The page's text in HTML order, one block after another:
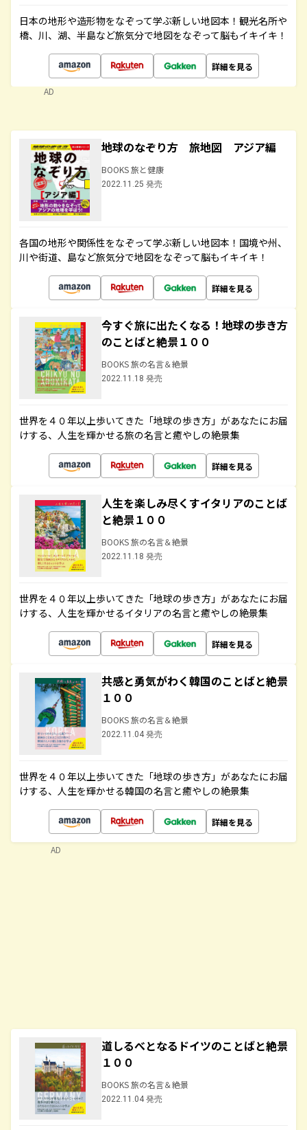
日本の地形や造形物をなぞって学ぶ新しい地図本！観光名所や
橋、川、湖、半島など旅気分で地図をなぞって脳もイキイキ！
詳細を見る
AD
地球のなぞり方 旅地図 アジア編
BOOKS 旅と健康
2022.11.25 発売
各国の地形や関係性をなぞって学ぶ新しい地図本！国境や州、
川や街道、島など旅気分で地図をなぞって脳もイキイキ！
詳細を見る
今すぐ旅に出たくなる！地球の歩き方
のことばと絶景１００
BOOKS 旅の名言＆絶景
2022.11.18 発売
世界を４０年以上歩いてきた「地球の歩き方」があなたにお届
けする、人生を輝かせる旅の名言と癒やしの絶景集
詳細を見る
人生を楽しみ尽くすイタリアのことば
と絶景１００
BOOKS 旅の名言＆絶景
2022.11.18 発売
世界を４０年以上歩いてきた「地球の歩き方」があなたにお届
けする、人生を輝かせるイタリアの名言と癒やしの絶景集
詳細を見る
共感と勇気がわく韓国のことばと絶景
１００
BOOKS 旅の名言＆絶景
2022.11.04 発売
世界を４０年以上歩いてきた「地球の歩き方」があなたにお届
けする、人生を輝かせる韓国の名言と癒やしの絶景集
詳細を見る
道しるべとなるドイツのことばと絶景
１００
BOOKS 旅の名言＆絶景
2022.11.04 発売
AD